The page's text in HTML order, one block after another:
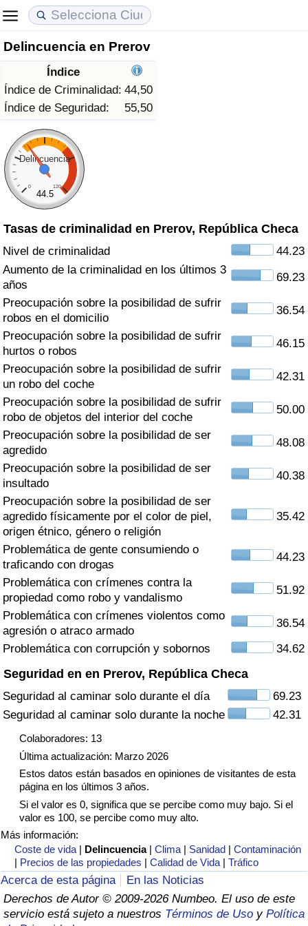
Delincuencia en Prerov
Índice
Índice de Criminalidad: 44,50
Índice de Seguridad:
55,50
Delincuencia
0 120
44.5
Tasas de criminalidad en Prerov, República Checa
Nivel de criminalidad
44.23
Aumento de la criminalidad en los últimos 3
años
69.23
Preocupación sobre la posibilidad de sufrir
robos en el domicilio
36.54
Preocupación sobre la posibilidad de sufrir
hurtos o robos
46.15
Preocupación sobre la posibilidad de sufrir
un robo del coche
42.31
Preocupación sobre la posibilidad de sufrir
robo de objetos del interior del coche
50.00
Preocupación sobre la posibilidad de ser
agredido
48.08
Preocupación sobre la posibilidad de ser
insultado
40.38
Preocupación sobre la posibilidad de ser
agredido físicamente por el color de piel,
origen étnico, género o religión
35.42
Problemática de gente consumiendo o
traficando con drogas
44.23
Problemática con crímenes contra la
propiedad como robo y vandalismo
51.92
Problemática con crímenes violentos como
agresión o atraco armado
36.54
Problemática con corrupción y sobornos
34.62
Seguridad en en Prerov, República Checa
Seguridad al caminar solo durante el día
69.23
Seguridad al caminar solo durante la noche
42.31
Colaboradores: 13
Última actualización: Marzo 2026
Estos datos están basados en opiniones de visitantes de esta
página en los últimos 3 años.
Si el valor es 0, significa que se percibe como muy bajo. Si el
valor es 100, se percibe como muy alto.
Más información:
Coste de vida | Delincuencia |Clima | Sanidad |Contaminación
| Precios de las propiedades |Calidad de Vida |Tráfico
Acerca de esta página
En las Noticias
Derechos de Autor © 2009-2026 Numbeo. El uso de este
servicio está sujeto a nuestros Términos de Uso y Política
Coste de vida
Índice de Costo de Vida (Actual)
Índice de Costo de Vida
Índice de costo de vida por país
en aqaba
Precios de las propiedades
Índice de Precios de Inmuebles (Actual)
Índice de Precios de Inmuebles
Índice de Precios de Inmuebles por País
Calidad de Vida
Índice de Calidad de Vida
Índice de Calidad de Vida (Actual)
Índice de calidad de vida por país
Delincuencia
Calificación del Índice de Criminalidad
(Actual)
Índice de Criminalidad
Índice de criminalidad por país
Sanidad
Índice de Sanidad (Actual)
Índice de Sanidad
Índice de Sanidad por País
Contaminación
Índice de Contaminación (Actual)
Índice de contaminación
Índice de Contaminación por País
Tráfico
Índice de Tráfico
Índice de Tráfico (Actual)
Índice de Tráfico por País